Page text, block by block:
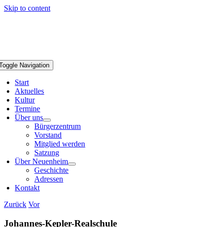
Skip to content
Navigation
Start
Aktuelles
Kultur
Termine
Über uns
Bürgerzentrum
Vorstand
Mitglied werden
Satzung
Über Neuenheim
Geschichte
Adressen
Kontakt
Zurück Vor
Johannes-Kepler-Realschule